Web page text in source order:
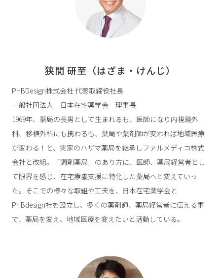
狭間 研至（はざま・けんじ）
PHBDesign株式会社 代表取締役社長
一般社団法人 日本在宅薬学会 理事長
1969年、薬局の長男として生まれるも、医師になり内視鏡外
科、移植外科にも携わるも、薬局や薬剤師が変われば地域医療
が変わる！と、実家のハザマ薬局を継承しファルメディコ株式
会社と改組。「調剤薬局」のあり方に、医師、薬局経営者とし
て限界を感じ、在宅療養支援に特化した薬局へと変えていっ
た。そこでの様々な取組や工夫を、日本在宅薬学会と
PHBdesign社を設立し、多くの薬剤師、薬局経営者に伝える事
で、薬局を変え、地域医療を変えたいと活動している。